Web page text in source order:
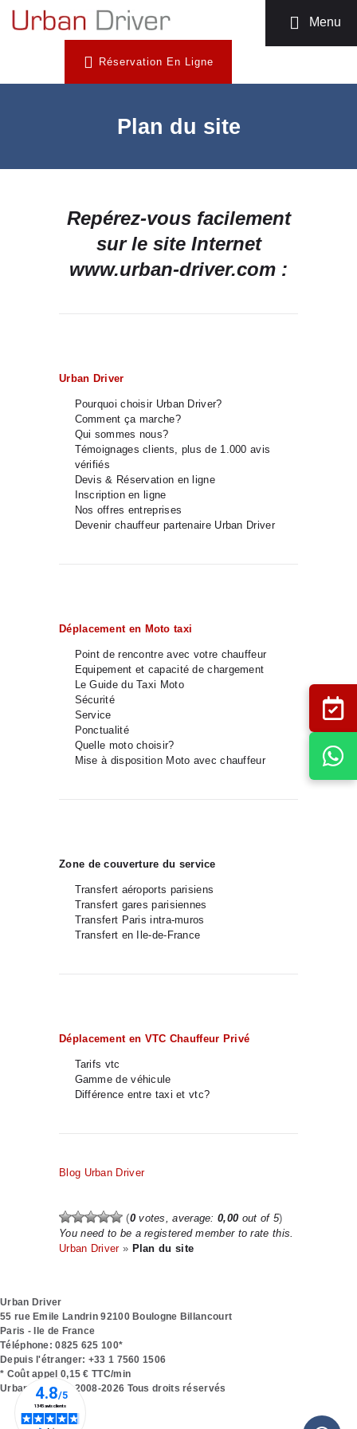
Menu
Réservation En Ligne
Plan du site
MOTO TAXI
TÉLÉCHARGEZ
L’APP
CHAUFFEUR
CONTACTER
Repérez-vous facilement
sur le site Internet
www.urban-driver.com :
Urban Driver
Pourquoi choisir Urban Driver?
Comment ça marche?
Qui sommes nous?
Témoignages clients, plus de 1.000 avis
vérifiés
Devis & Réservation en ligne
Inscription en ligne
Nos offres entreprises
Devenir chauffeur partenaire Urban Driver
Déplacement en Moto taxi
Point de rencontre avec votre chauffeur
Equipement et capacité de chargement
Le Guide du Taxi Moto
Sécurité
Service
Ponctualité
Quelle moto choisir?
Mise à disposition Moto avec chauffeur
Zone de couverture du service
Transfert aéroports parisiens
Transfert gares parisiennes
Transfert Paris intra-muros
Transfert en Ile-de-France
Déplacement en VTC Chauffeur Privé
Tarifs vtc
Gamme de véhicule
Différence entre taxi et vtc?
Blog Urban Driver
(0votes, average:0,00 out of 5)
You need to be a registered member to rate this.
Urban Driver» Plan du site
Urban Driver
55 rue Emile Landrin 92100 Boulogne Billancourt
Paris - Ile de France
Téléphone:0825 625 100*
Depuis l'étranger: +33 1 7560 1506
* Coût appel 0,15 € TTC/min
Urban Driver © 2008-2026 Tous droits réservés